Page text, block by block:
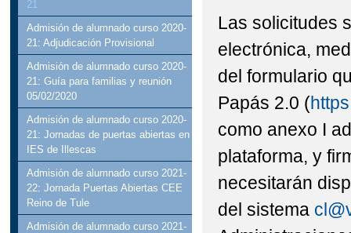
21
Admisión de alumnado curso 2020-
21: Adjudicación Provisional
Admisión de alumnado curso 2020-
21: Guía para familias y reunión
05/02/2020
Admisión de alumnado curso 2020-
21: Jornadas de puertas abiertas en
IES de Illescas
Admisión de alumnado curso 2021-
22: Jornada Puertas Abiertas CEE
Reino de Tule
Admisión de alumnado curso 2021-
Las solicitudes
electrónica,
del formulario
Papás 2.0 (
como anexo I
plataforma, y
necesitarán
del sistema